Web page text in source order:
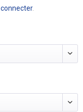
connecter.